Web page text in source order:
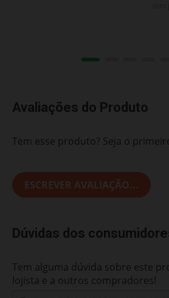
Avaliações do Produto
Tem esse produto? Seja o
ESCREVER AVALIAÇÃO...
Dúvidas dos
Tem alguma dúvida sobre este
lojista e a outros compradores!